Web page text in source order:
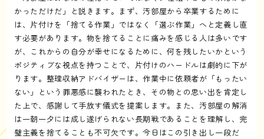
かっただけだ」と説きます。まず、汚部屋から卒業するために
は、片付けを「捨てる作業」ではなく「選ぶ作業」へと定義し直
す必要があります。物を捨てることに痛みを感じる人は多いです
が、これからの自分が幸せになるために、何を残したいかという
ポジティブな視点を持つことで、片付けのハードルは劇的に下が
ります。整理収納アドバイザーは、作業中に依頼者が「もったい
ない」という罪悪感に襲われたとき、その物との思い出を肯定し
た上で、感謝して手放す儀式を提案します。また、汚部屋の解消
は一朝一夕には成し遂げられない長期戦であることを理解し、完
璧主義を捨てることも不可欠です。今日はこの引き出し一段だ